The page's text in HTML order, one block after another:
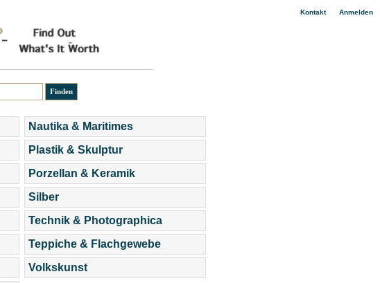
Kontakt| Anmelden
Nautika & Maritimes
Plastik & Skulptur
Porzellan & Keramik
Silber
Technik & Photographica
Teppiche & Flachgewebe
Volkskunst